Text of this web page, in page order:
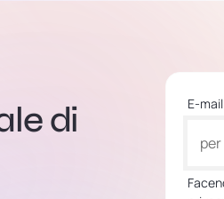
di
E-mail